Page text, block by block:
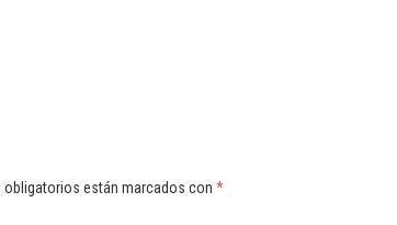
obligatorios están marcados con *